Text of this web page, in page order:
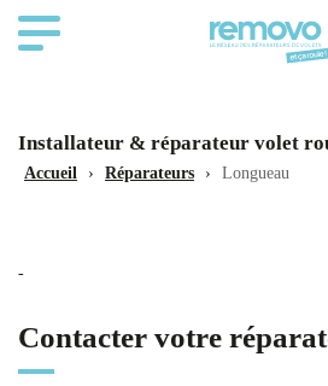
Installateur & réparateur volet
Accueil › Réparateurs › Longueau
-
Contacter votre